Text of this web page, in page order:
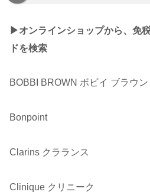
▶︎オンラインショップから、免
ドを検索
BOBBI BROWN ボビイ ブラウン
Bonpoint
Clarins クラランス
Clinique クリニーク